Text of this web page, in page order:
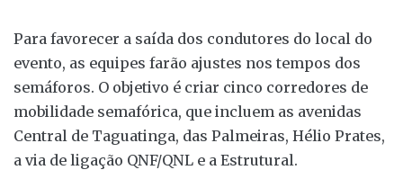
Para favorecer a saída dos condutores do local do
evento, as equipes farão ajustes nos tempos dos
semáforos. O objetivo é criar cinco corredores de
mobilidade semafórica, que incluem as avenidas
Central de Taguatinga, das Palmeiras, Hélio Prates,
a via de ligação QNF/QNL e a Estrutural.